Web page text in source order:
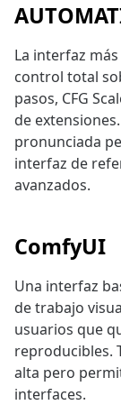
La interfaz
control total
pasos, CFG
de
pronunciada
interfaz de
avanzados.
ComfyUI
Una interfaz
de trabajo
usuarios que
reproducibles.
alta pero
interfaces.